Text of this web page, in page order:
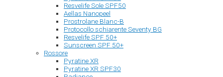
Resvelife Sole SPF50
Aellas Nanopeel
Prostrolane Blanc-B
Protocollo schiarente Seventy BG
Resvelife SPF 50+
Sunscreen SPF 50+
Rossore
Pyratine XR
Pyratine XR SPF30